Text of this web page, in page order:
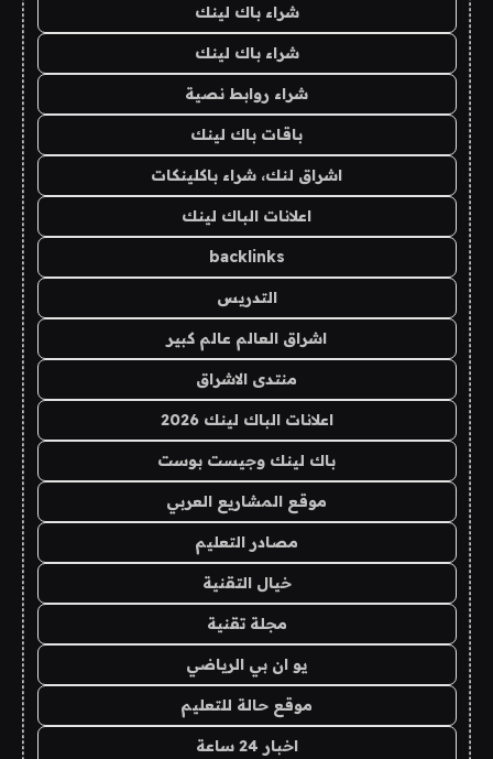
شراء باك لينك
شراء باك لينك
شراء روابط نصية
باقات باك لينك
اشراق لنك، شراء باكلينكات
اعلانات الباك لينك
backlinks
التدريس
اشراق العالم عالم كبير
منتدى الاشراق
اعلانات الباك لينك 2026
باك لينك وجيست بوست
موقع المشاريع العربي
مصادر التعليم
خيال التقنية
مجلة تقنية
يو ان بي الرياضي
موقع حالة للتعليم
اخبار 24 ساعة